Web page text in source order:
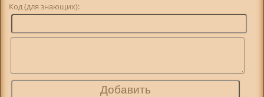
Код (для знающих):